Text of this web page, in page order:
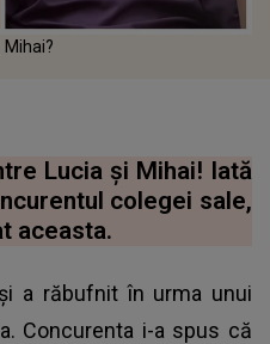
Lucia și Mihai! Iată
colegei sale,
aceasta.
a răbufnit în urma unui
Concurenta i-a spus că